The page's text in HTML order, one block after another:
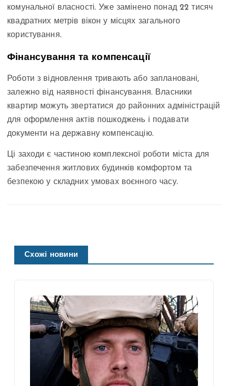
комунальної власності. Уже замінено понад 22 тисяч
квадратних метрів вікон у місцях загального
користування.
Фінансування та компенсації
Роботи з відновлення тривають або заплановані,
залежно від наявності фінансування. Власники
квартир можуть звертатися до районних адміністрацій
для оформлення актів пошкоджень і подавати
документи на державну компенсацію.
Ці заходи є частиною комплексної роботи міста для
забезпечення житлових будинків комфортом та
безпекою у складних умовах воєнного часу.
Схожі новини